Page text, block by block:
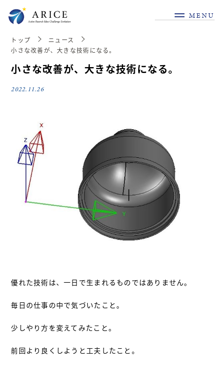
MENU
トップ
ニュース
小さな改善が、大きな技術になる。
小さな改善が、大きな技術になる。
2022.11.26
優れた技術は、一日で生まれるものではありません。
毎日の仕事の中で気づいたこと。
少しやり方を変えてみたこと。
前回より良くしようと工夫したこと。